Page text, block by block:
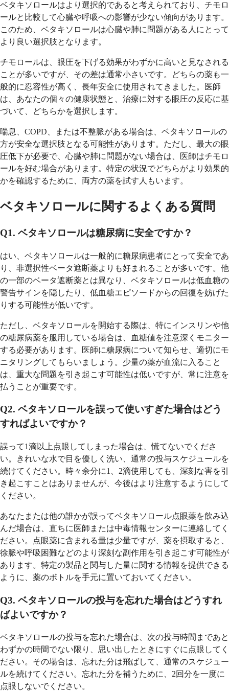
ベタキソロールはより選択的であると考えられており、チモロ
ールと比較して心臓や呼吸への影響が少ない傾向があります。
このため、ベタキソロールは心臓や肺に問題がある人にとって
より良い選択肢となります。
チモロールは、眼圧を下げる効果がわずかに高いと見なされる
ことが多いですが、その差は通常小さいです。どちらの薬も一
般的に忍容性が高く、長年安全に使用されてきました。医師
は、あなたの個々の健康状態と、治療に対する眼圧の反応に基
づいて、どちらかを選択します。
喘息、COPD、または不整脈がある場合は、ベタキソロールの
方が安全な選択肢となる可能性があります。ただし、最大の眼
圧低下が必要で、心臓や肺に問題がない場合は、医師はチモロ
ールを好む場合があります。特定の状況でどちらがより効果的
かを確認するために、両方の薬を試す人もいます。
ベタキソロールに関するよくある質問
Q1. ベタキソロールは糖尿病に安全ですか？
はい、ベタキソロールは一般的に糖尿病患者にとって安全であ
り、非選択性ベータ遮断薬よりも好まれることが多いです。他
の一部のベータ遮断薬とは異なり、ベタキソロールは低血糖の
警告サインを隠したり、低血糖エピソードからの回復を妨げた
りする可能性が低いです。
ただし、ベタキソロールを開始する際は、特にインスリンや他
の糖尿病薬を服用している場合は、血糖値を注意深くモニター
する必要があります。医師に糖尿病について知らせ、適切にモ
ニタリングしてもらいましょう。少量の薬が血流に入ること
は、重大な問題を引き起こす可能性は低いですが、常に注意を
払うことが重要です。
Q2. ベタキソロールを誤って使いすぎた場合はどう
すればよいですか？
誤って1滴以上点眼してしまった場合は、慌てないでくださ
い。きれいな水で目を優しく洗い、通常の投与スケジュールを
続けてください。時々余分に1、2滴使用しても、深刻な害を引
き起こすことはありませんが、今後はより注意するようにして
ください。
あなたまたは他の誰かが誤ってベタキソロール点眼薬を飲み込
んだ場合は、直ちに医師または中毒情報センターに連絡してく
ださい。点眼薬に含まれる量は少量ですが、薬を摂取すると、
徐脈や呼吸困難などのより深刻な副作用を引き起こす可能性が
あります。特定の製品と関与した量に関する情報を提供できる
ように、薬のボトルを手元に置いておいてください。
Q3. ベタキソロールの投与を忘れた場合はどうすれ
ばよいですか？
ベタキソロールの投与を忘れた場合は、次の投与時間まであと
わずかの時間でない限り、思い出したときにすぐに点眼してく
ださい。その場合は、忘れた分は飛ばして、通常のスケジュー
ルを続けてください。忘れた分を補うために、2回分を一度に
点眼しないでください。